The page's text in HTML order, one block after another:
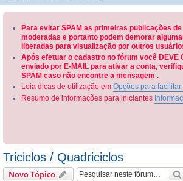
Para evitar SPAM as primeiras publicações
moderadas e portanto podem demorar
liberadas para visualização por outros
Após efetuar o cadastro no fórum você DEVE
enviado por E-MAIL para ativar a conta,
SPAM caso não encontre a mensagem .
Leia dicas de utilização em Opções para
Resumo de informações para iniciantes
Triciclos / Quadriciclos
Novo Tópico